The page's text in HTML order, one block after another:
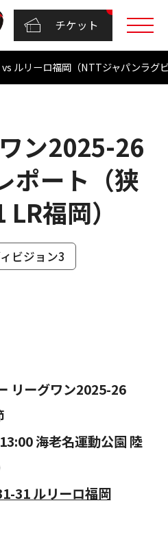
チケット
ルリーロ福岡（NTTジャパンラ
ン2025-26
ポート（狭
福岡）
ビジョン3
リーグワン2025-26
海老名運動公園 陸
31 ルリーロ福岡